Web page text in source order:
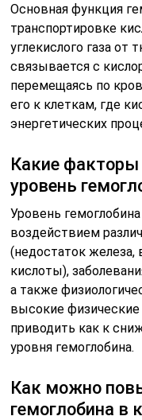
Основная функция
транспортировке
углекислого газа от
связывается с
перемещаясь по
его к клеткам, где
энергетических
Какие факторы
уровень
Уровень
воздействием
(недостаток
кислоты),
а также
высокие
приводить как к
уровня гемоглобина.
Как можно
гемоглобина в